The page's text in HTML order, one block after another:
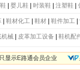
| 婴儿鞋| 时装鞋| 注塑鞋|
| 鞋材化工| 鞋材| 鞋件加工|
机械| 皮革加工设备 鞋机配
只显示E路通会员企业